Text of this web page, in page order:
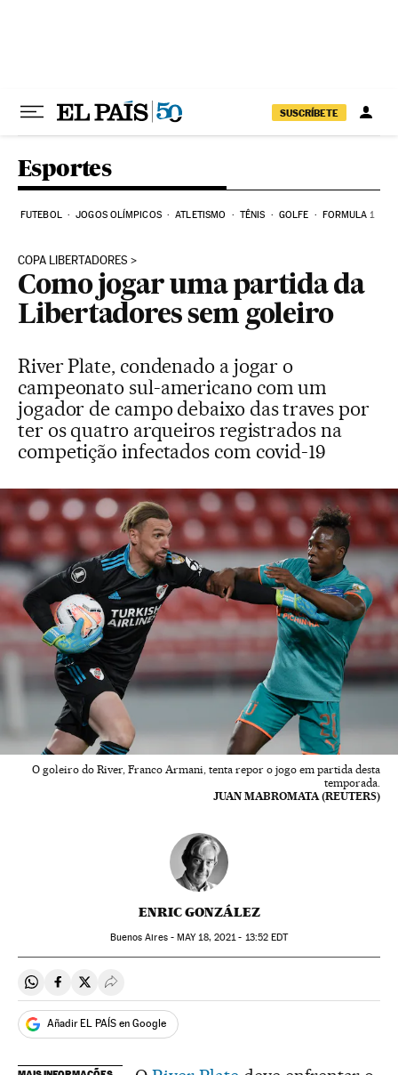
SUSCRÍBETE
Esportes
FUTEBOL JOGOS OLÍMPICOS ATLETISMO TÊNIS GOLFE FORMULA 1
COPA LIBERTADORES
Como jogar uma partida da
Libertadores sem goleiro
River Plate, condenado a jogar o
campeonato sul-americano com um
jogador de campo debaixo das traves por
ter os quatro arqueiros registrados na
competição infectados com covid-19
O goleiro do River, Franco Armani, tenta repor o jogo em partida desta
temporada.
JUAN MABROMATA (REUTERS)
ENRIC GONZÁLEZ
Buenos Aires -MAY18, 2021 - 13:52 EDT
Compartir en Whatsapp
Compartir en Facebook
Compartir en Twitter
Desplegar Redes Sociales
Añadir EL PAÍS en Google